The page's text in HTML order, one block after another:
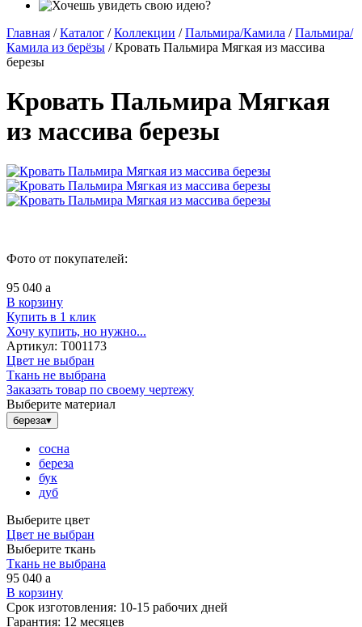
Главная / Каталог / Коллекции / Пальмира/Камила / Пальмира/
Камила из берёзы / Кровать Пальмира Мягкая из массива
березы
Кровать Пальмира Мягкая
из массива березы
Фото от покупателей:
95 040 a
В корзину
Купить в 1 клик
Хочу купить, но нужно...
Артикул: Т001173
Цвет не выбран
Ткань не выбрана
Заказать товар по своему чертежу
Выберите материал
береза▾
сосна
береза
бук
дуб
Выберите цвет
Цвет не выбран
Выберите ткань
Ткань не выбрана
95 040 a
В корзину
Срок изготовления: 10-15 рабочих дней
Гарантия: 12 месяцев